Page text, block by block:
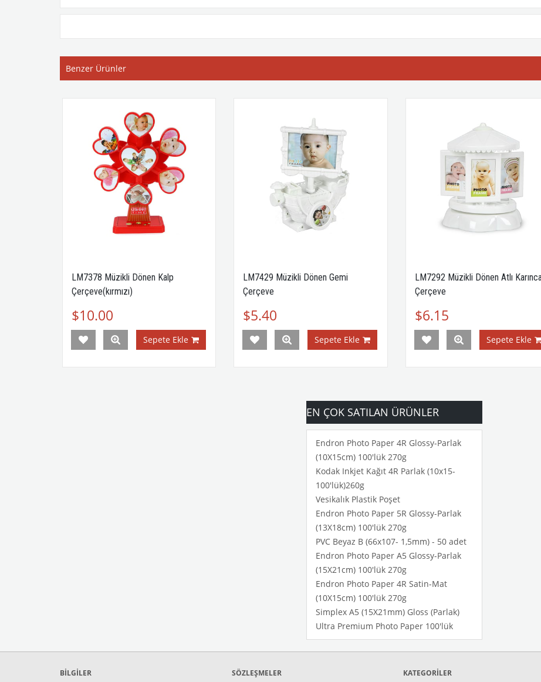
Benzer Ürünler
LM7378 Müzikli Dönen Kalp
Çerçeve(kırmızı)
$10.00
Sepete Ekle
LM7429 Müzikli Dönen Gemi
Çerçeve
$5.40
Sepete Ekle
LM7292 Müzikli Dönen Atlı Karınca
Çerçeve
$6.15
Sepete Ekle
EN ÇOK SATILAN ÜRÜNLER
Endron Photo Paper 4R Glossy-Parlak
(10X15cm) 100'lük 270g
Kodak Inkjet Kağıt 4R Parlak (10x15-
100'lük)260g
Vesikalık Plastik Poşet
Endron Photo Paper 5R Glossy-Parlak
(13X18cm) 100'lük 270g
PVC Beyaz B (66x107- 1,5mm) - 50 adet
Endron Photo Paper A5 Glossy-Parlak
(15X21cm) 100'lük 270g
Endron Photo Paper 4R Satin-Mat
(10X15cm) 100'lük 270g
Simplex A5 (15X21mm) Gloss (Parlak)
Ultra Premium Photo Paper 100'lük
BİLGİLER SÖZLEŞMELER KATEGORİLER